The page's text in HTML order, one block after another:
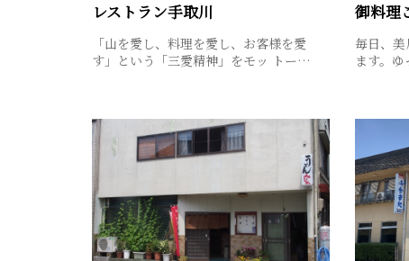
レストラン手取川
「山を愛し、料理を愛し、お客様を愛
す」という「三愛精神」をモッ トー…
御料理
毎日、
ます。